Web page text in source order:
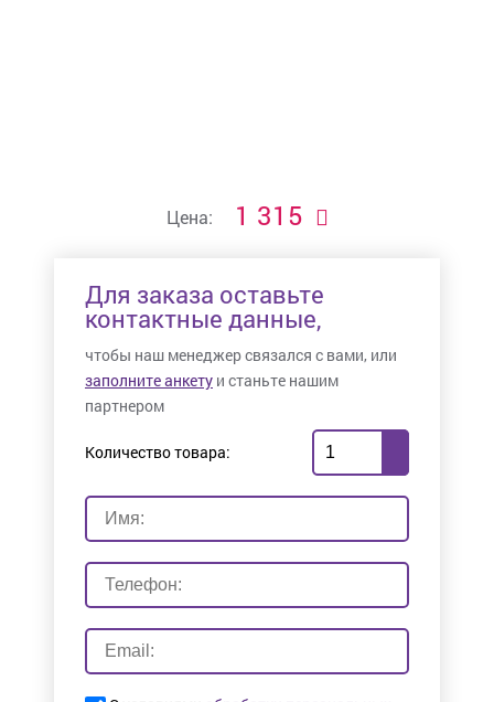
Цена: 1 315
Для заказа оставьте
контактные данные,
чтобы наш менеджер связался с вами, или
заполните анкету и станьте нашим
партнером
Количество товара: